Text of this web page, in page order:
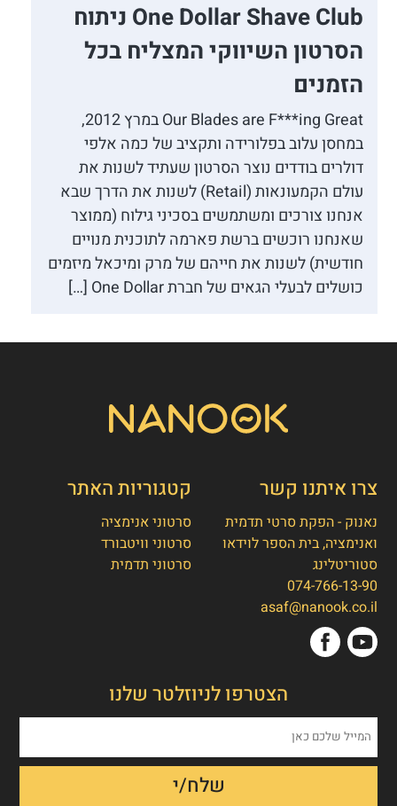
One Dollar Shave Club ניתוח
הסרטון השיווקי המצליח בכל
הזמנים
Our Blades are F***ing Great במרץ 2012,
במחסן עלוב בפלורידה ותקציב של כמה אלפי
דולרים בודדים נוצר הסרטון שעתיד לשנות את
עולם הקמעונאות (Retail) לשנות את הדרך שבא
אנחנו צורכים ומשתמשים בסכיני גילוח (ממוצר
שאנחנו רוכשים ברשת פארמה לתוכנית מנויים
חודשית) לשנות את חייהם של מרק ומיכאל מיזמים
כושלים לבעלי הגאים של חברת One Dollar […]
צרו איתנו קשר
נאנוק - הפקת סרטי תדמית
ואנימציה, בית הספר לוידאו
סטוריטלינג
074-766-13-90
asaf@nanook.co.il
קטגוריות האתר
סרטוני אנימציה
סרטוני וויטבורד
סרטוני תדמית
הצטרפו לניוזלטר שלנו
לאתר שלנו!
1. הפקת סרט תדמית/אנימציה
2. הטוסטר חבילת סרטוני טסטמוניאלס -